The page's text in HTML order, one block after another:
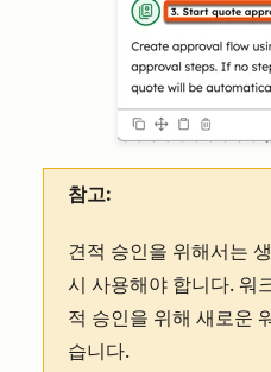
참고:
견적 승인을 위해서는
시 사용해야 합니다. 워
적 승인을 위해 새로운
습니다.